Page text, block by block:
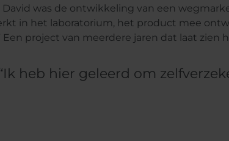
was de ontwikkeling van een
in het laboratorium, het product mee
project van meerdere jaren dat laat zien
heb hier geleerd om